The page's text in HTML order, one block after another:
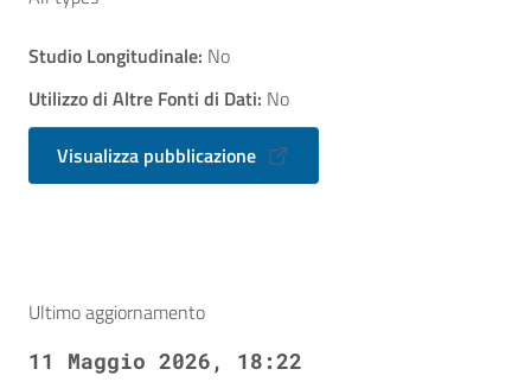
Studio Longitudinale: No
Utilizzo di Altre Fonti di Dati: No
Visualizza pubblicazione
Ultimo aggiornamento
11 Maggio 2026, 18:22